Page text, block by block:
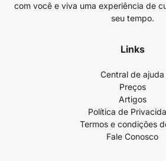
com você e viva uma experiência de
seu tempo.
Links
Central de ajuda
Preços
Artigos
Política de
Termos e condições
Fale Conosco